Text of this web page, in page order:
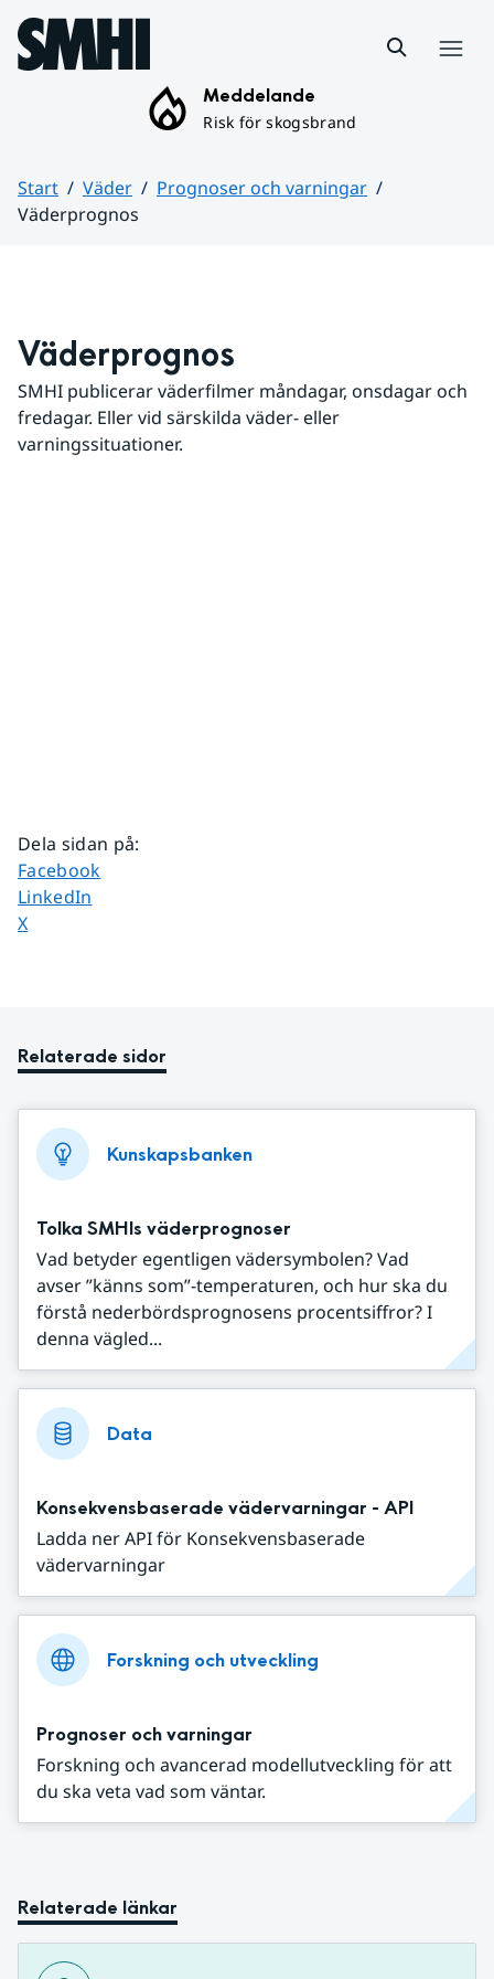
Hoppa till sidans innehåll
Meddelande
Risk för skogsbrand
Start Väder
Prognoser och varningar
Väderprognos
Väderprognos
SMHI publicerar väderfilmer måndagar, onsdagar och
fredagar. Eller vid särskilda väder- eller
varningssituationer.
Dela sidan på:
Dela sidan på
Facebook
Dela sidan på
LinkedIn
Dela sidan på
X
Relaterade sidor
Kunskapsbanken
Tolka SMHIs väderprognoser
Vad betyder egentligen vädersymbolen? Vad
avser ”känns som”-temperaturen, och hur ska du
förstå nederbördsprognosens procentsiffror? I
denna vägled...
Data
Konsekvensbaserade vädervarningar - API
Ladda ner API för Konsekvensbaserade
vädervarningar
Forskning och utveckling
Prognoser och varningar
Forskning och avancerad modellutveckling för att
du ska veta vad som väntar.
Relaterade länkar